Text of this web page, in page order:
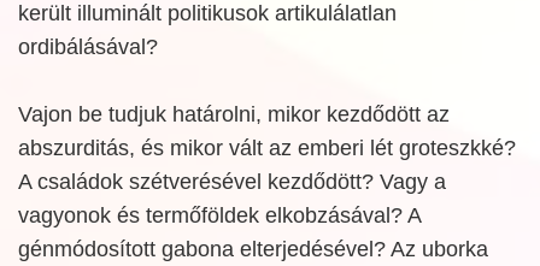
került illuminált politikusok artikulálatlan
ordibálásával?
Vajon be tudjuk határolni, mikor kezdődött az
abszurditás, és mikor vált az emberi lét groteszkké?
A családok szétverésével kezdődött? Vagy a
vagyonok és termőföldek elkobzásával? A
génmódosított gabona elterjedésével? Az uborka